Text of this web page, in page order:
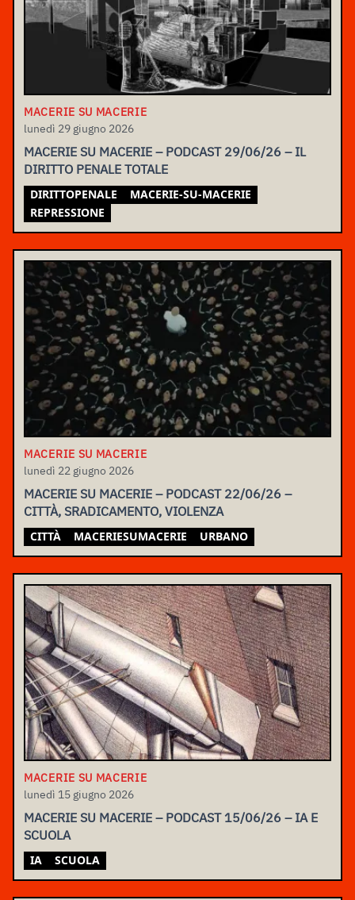
MACERIE SU MACERIE
lunedì 29 giugno 2026
MACERIE SU MACERIE – PODCAST 29/06/26 – IL
DIRITTO PENALE TOTALE
DIRITTOPENALE
MACERIE-SU-MACERIE
REPRESSIONE
MACERIE SU MACERIE
lunedì 22 giugno 2026
MACERIE SU MACERIE – PODCAST 22/06/26 –
CITTÀ, SRADICAMENTO, VIOLENZA
CITTÀ MACERIESUMACERIE URBANO
MACERIE SU MACERIE
lunedì 15 giugno 2026
MACERIE SU MACERIE – PODCAST 15/06/26 – IA E
SCUOLA
IA SCUOLA